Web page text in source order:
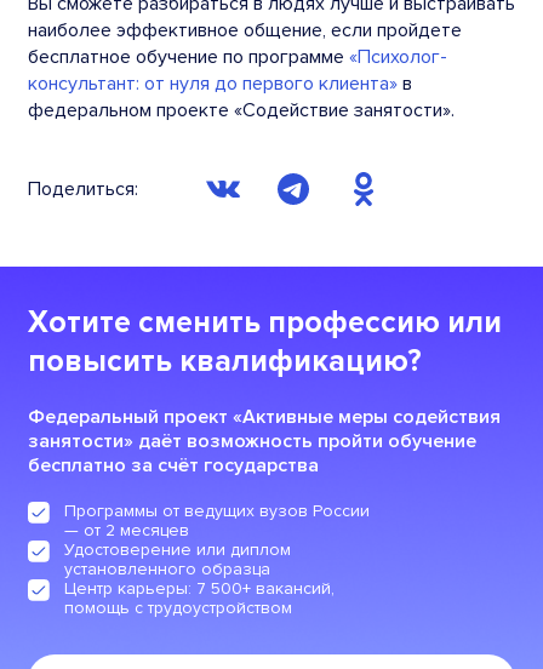
наиболее эффективное общение, если пройдете
бесплатное обучение по программе «Психолог-
консультант: от нуля до первого клиента» в
федеральном проекте «Содействие занятости».
Поделиться:
Хотите сменить профессию или
повысить квалификацию?
Федеральный проект «Активные меры содействия
занятости» даёт возможность пройти обучение
бесплатно за счёт государства
Программы от ведущих вузов России
— от 2 месяцев
Удостоверение или диплом
установленного образца
Центр карьеры: 7 500+ вакансий,
помощь с трудоустройством